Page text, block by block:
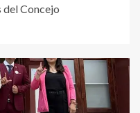
del Concejo